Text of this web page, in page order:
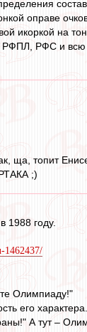
оправе
икоркой на
РФС и всю
ща, топит
;)
1988 году.
1462437/
Олимпиаду!"
его
А тут –